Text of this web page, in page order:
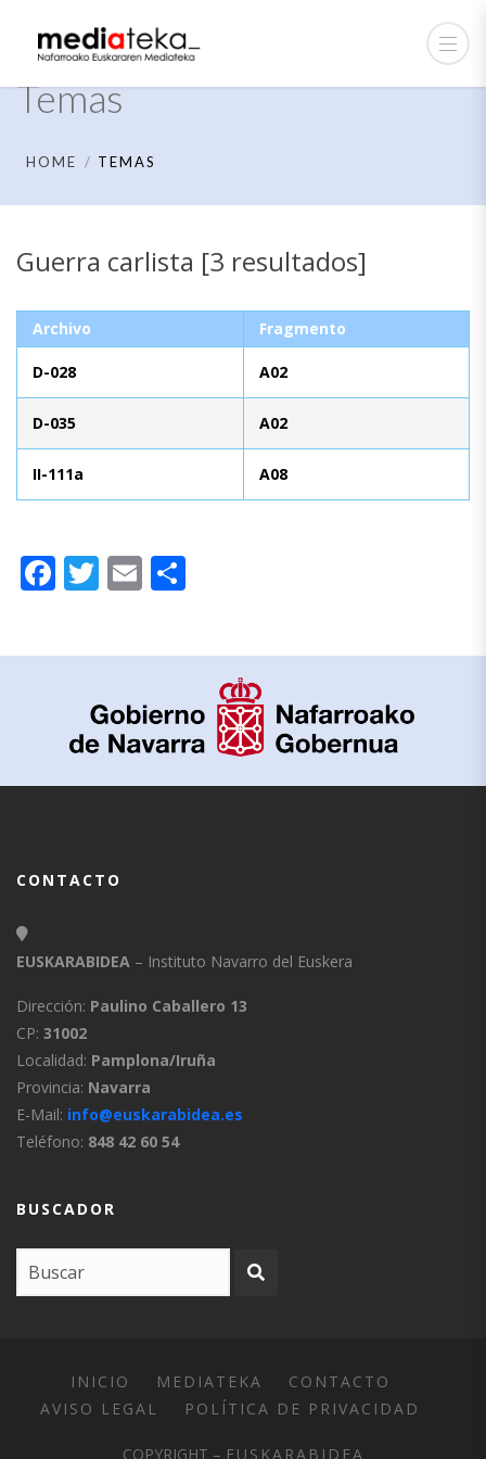
Temas
HOME TEMAS
Guerra carlista [3 resultados]
Archivo Fragmento
D-028 A02
D-035 A02
II-111a A08
Facebook
Twitter
Email
CONTACTO
EUSKARABIDEA – Instituto Navarro del Euskera
Dirección: Paulino Caballero 13
CP: 31002
Localidad: Pamplona/Iruña
Provincia: Navarra
E-Mail: info@euskarabidea.es
Teléfono: 848 42 60 54
BUSCADOR
INICIO MEDIATEKA
CONTACTO
AVISO LEGAL
POLÍTICA DE PRIVACIDAD
COPYRIGHT – EUSKARABIDEA